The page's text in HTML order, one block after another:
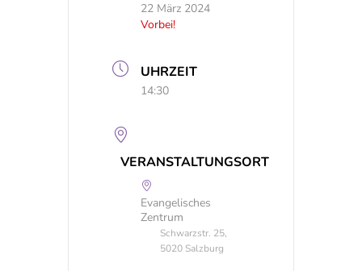
22 März 2024
Vorbei!
UHRZEIT
14:30
VERANSTALTUNGSORT
Evangelisches
Zentrum
Schwarzstr. 25,
5020 Salzburg